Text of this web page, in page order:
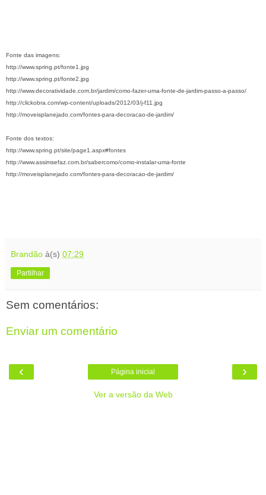
Fonte das imagens:
http://www.spring.pt/fonte1.jpg
http://www.spring.pt/fonte2.jpg
http://www.decoratividade.com.br/jardim/como-fazer-uma-fonte-de-jardim-passo-a-passo/
http://clickobra.com/wp-content/uploads/2012/03/j-f11.jpg
http://moveisplanejado.com/fontes-para-decoracao-de-jardim/
Fonte dos textos:
http://www.spring.pt/site/page1.aspx#fontes
http://www.assimsefaz.com.br/sabercomo/como-instalar-uma-fonte
http://moveisplanejado.com/fontes-para-decoracao-de-jardim/
Brandão à(s) 07:29
Partilhar
Sem comentários:
Enviar um comentário
‹ ›
Página inicial
Ver a versão da Web